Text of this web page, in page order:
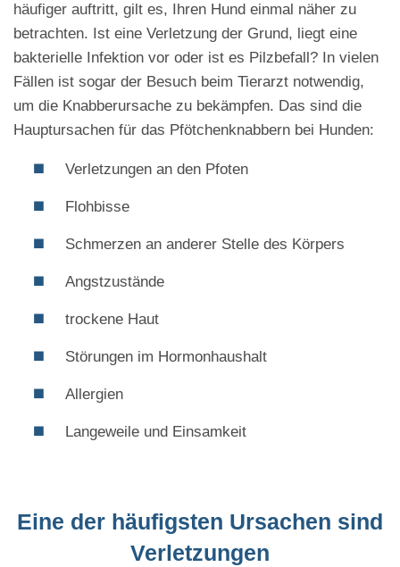
häufiger auftritt, gilt es, Ihren Hund einmal näher zu
betrachten. Ist eine Verletzung der Grund, liegt eine
bakterielle Infektion vor oder ist es Pilzbefall? In vielen
Fällen ist sogar der Besuch beim Tierarzt notwendig,
um die Knabberursache zu bekämpfen. Das sind die
Hauptursachen für das Pfötchenknabbern bei Hunden:
Verletzungen an den Pfoten
Flohbisse
Schmerzen an anderer Stelle des Körpers
Angstzustände
trockene Haut
Störungen im Hormonhaushalt
Allergien
Langeweile und Einsamkeit
Eine der häufigsten Ursachen sind
Verletzungen